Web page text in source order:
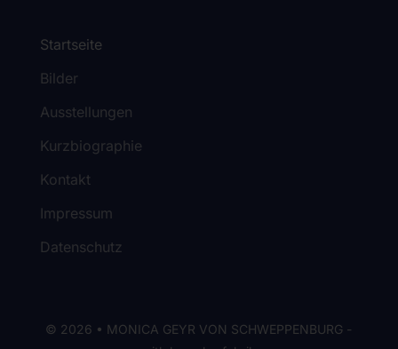
Startseite
Bilder
Ausstellungen
Kurzbiographie
Kontakt
Impressum
Datenschutz
© 2026 • MONICA GEYR VON SCHWEPPENBURG -